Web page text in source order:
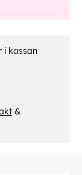
i kassan
&